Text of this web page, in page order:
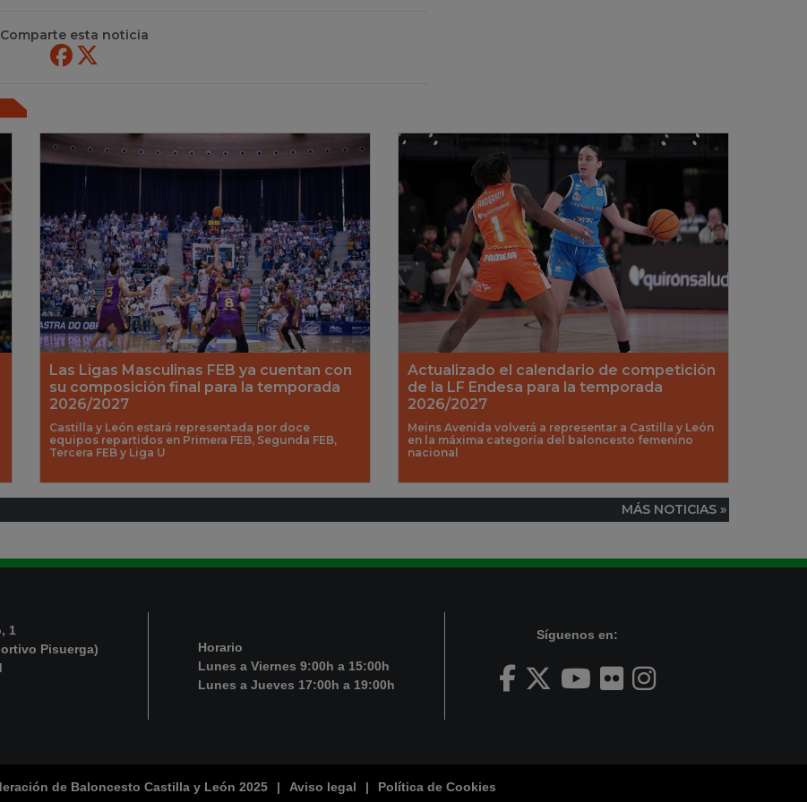
Comparte esta noticia
Las Ligas Masculinas FEB ya cuentan con
su composición final para la temporada
2026/2027
Castilla y León estará representada por doce
equipos repartidos en Primera FEB, Segunda FEB,
Tercera FEB y Liga U
Actualizado el calendario de competición
de la LF Endesa para la temporada
2026/2027
Meins Avenida volverá a representar a Castilla y León
en la máxima categoría del baloncesto femenino
nacional
MÁS NOTICIAS »
1
Pisuerga)
Horario
Lunes a Viernes 9:00h a 15:00h
Lunes a Jueves 17:00h a 19:00h
Síguenos en:
de Baloncesto Castilla y León 2025 | Aviso legal | Política de Cookies